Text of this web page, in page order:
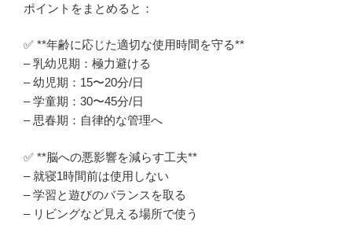
ポイントをまとめると：
✅ **年齢に応じた適切な使用時間を守る**
– 乳幼児期：極力避ける
– 幼児期：15〜20分/日
– 学童期：30〜45分/日
– 思春期：自律的な管理へ
✅ **脳への悪影響を減らす工夫**
– 就寝1時間前は使用しない
– 学習と遊びのバランスを取る
– リビングなど見える場所で使う